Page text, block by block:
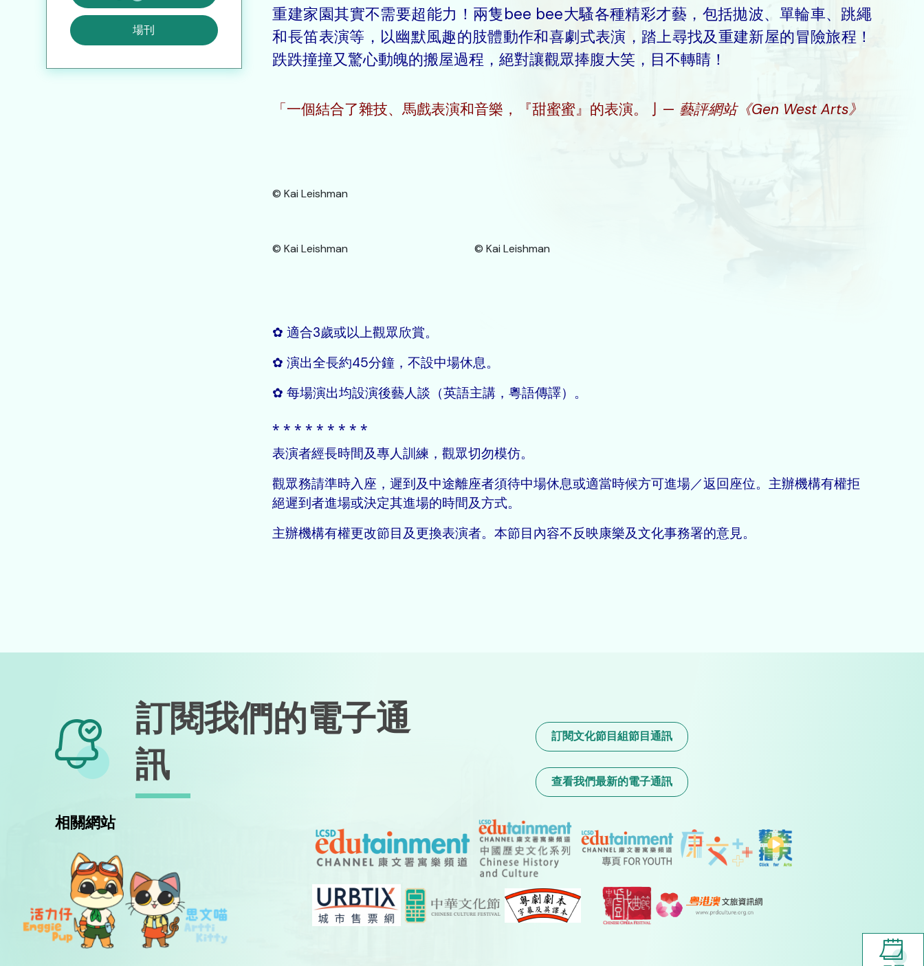
場刊
重建家園其實不需要超能力！兩隻bee bee大騷各種精彩才藝，包括拋波、單輪車、跳繩
和長笛表演等，以幽默風趣的肢體動作和喜劇式表演，踏上尋找及重建新屋的冒險旅程！
跌跌撞撞又驚心動魄的搬屋過程，絕對讓觀眾捧腹大笑，目不轉睛！
「一個結合了雜技、馬戲表演和音樂，『甜蜜蜜』的表演。亅— 藝評網站《Gen West Arts》
© Kai Leishman
© Kai Leishman © Kai Leishman
✿ 適合3歲或以上觀眾欣賞。
✿ 演出全長約45分鐘，不設中場休息。
✿ 每場演出均設演後藝人談（英語主講，粵語傳譯）。
⁎ ⁎ ⁎ ⁎ ⁎ ⁎ ⁎ ⁎ ⁎
表演者經長時間及專人訓練，觀眾切勿模仿。
觀眾務請準時入座，遲到及中途離座者須待中場休息或適當時候方可進場／返回座位。主辦機構有權拒
絕遲到者進場或決定其進場的時間及方式。
主辦機構有權更改節目及更換表演者。本節目內容不反映康樂及文化事務署的意見。
訂閱我們的電子通
訊
訂閱文化節目組節目通訊
查看我們最新的電子通訊
相關網站